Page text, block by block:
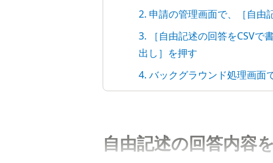
2. 申請の管理画面で、［自由
3. ［自由記述の回答をCSVで
出し］を押す
4. バックグラウンド処理画面
自由記述の回答内容